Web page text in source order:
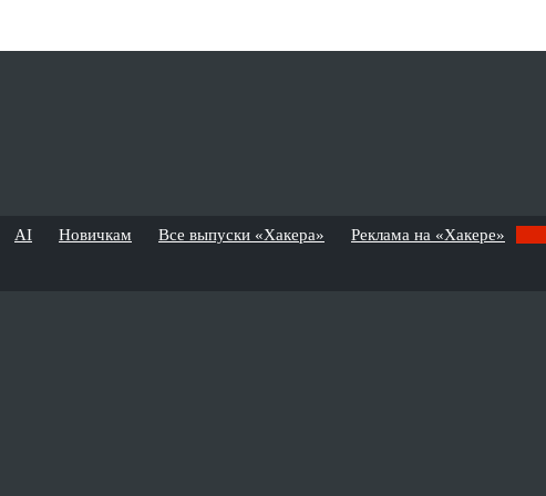
AI Новичкам Все выпуски «Хакера» Реклама на «Хакере»